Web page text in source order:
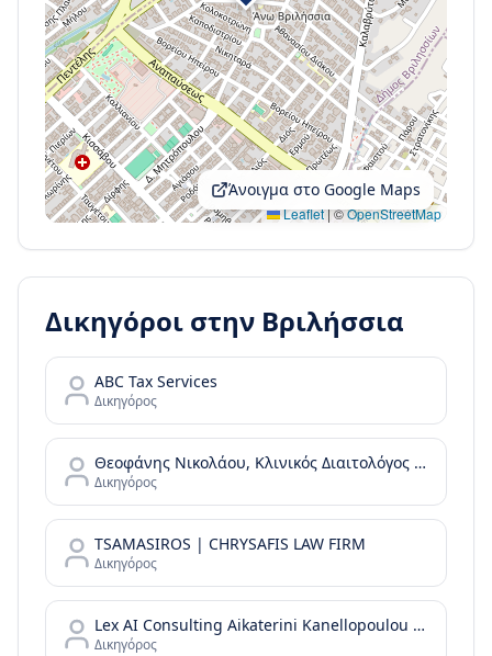
Leaflet|©OpenStreetMap
Άνοιγμα στο Google Maps
Δικηγόροι στην Βριλήσσια
ABC Tax Services
Δικηγόρος
Θεοφάνης Νικολάου, Κλινικός Διαιτολόγος Διατροφολόγος, Πρότυπο Διαιτολογικό Κέντρο στα Βριλήσσια και στη Γλυφάδα
Δικηγόρος
TSAMASIROS | CHRYSAFIS LAW FIRM
Δικηγόρος
Lex AI Consulting Aikaterini Kanellopoulou Advisor at Law
Δικηγόρος